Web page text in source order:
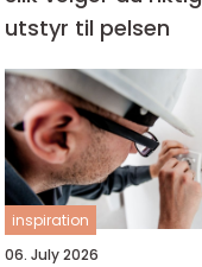
utstyr til pelsen
inspiration
06. July 2026